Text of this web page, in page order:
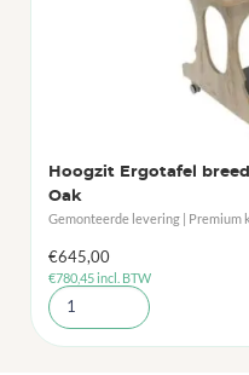
Hoogzit Ergotafel
Oak
Gemonteerde levering | Premium
€645,00
€780,45incl. BTW